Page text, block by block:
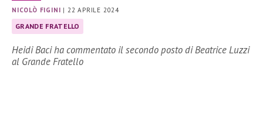
NICOLÒ FIGINI | 22 APRILE 2024
GRANDE FRATELLO
Heidi Baci ha commentato il secondo posto di Beatrice Luzzi
al Grande Fratello